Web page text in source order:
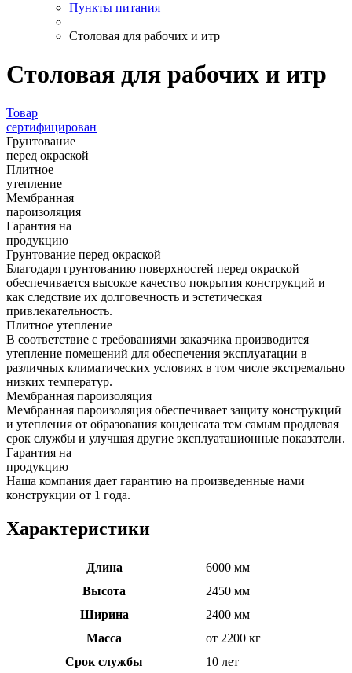
Пункты питания
Столовая для рабочих и итр
Столовая для рабочих и итр
Товар
сертифицирован
Грунтование
перед окраской
Плитное
утепление
Мембранная
пароизоляция
Гарантия на
продукцию
Грунтование перед окраской
Благодаря грунтованию поверхностей перед окраской
обеспечивается высокое качество покрытия конструкций и
как следствие их долговечность и эстетическая
привлекательность.
Плитное утепление
В соответствие с требованиями заказчика производится
утепление помещений для обеспечения эксплуатации в
различных климатических условиях в том числе экстремально
низких температур.
Мембранная пароизоляция
Мембранная пароизоляция обеспечивает защиту конструкций
и утепления от образования конденсата тем самым продлевая
срок службы и улучшая другие эксплуатационные показатели.
Гарантия на
продукцию
Наша компания дает гарантию на произведенные нами
конструкции от 1 года.
Характеристики
Длина
6000 мм
Высота
2450 мм
Ширина
2400 мм
Масса
от 2200 кг
Срок службы
10 лет